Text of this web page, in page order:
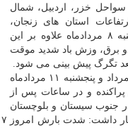
در سواحل خزر، اردبیل، شمال
استان های زنجان،
قزوین، البرز، تهران، سمنان و برای دوشنبه ۸ مردادماه علاوه بر این
برق، وزش باد شدید موقت
تگرگ پیش بینی می شود.
وی با اعلان اینکه طی روزهای سه شنبه ۹ مرداد و پنجشنبه ۱۱ مردادماه
و در ساعات پس از
(۸ تا۱۱ مردادماه) در جنوب سیستان و بلوچستان